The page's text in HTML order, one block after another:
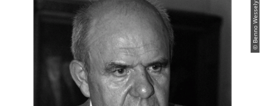
© Benno Wessely